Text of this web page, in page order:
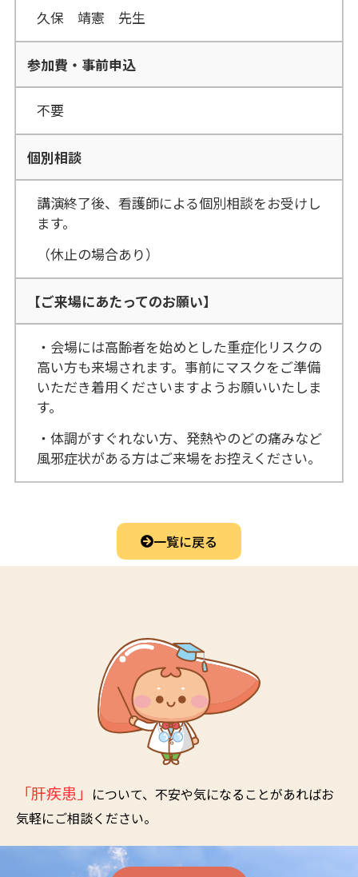
久保 靖憲 先生
参加費・事前申込
不要
個別相談
講演終了後、看護師による個別相談をお受けし
ます。
（休止の場合あり）
【ご来場にあたってのお願い】
・会場には高齢者を始めとした重症化リスクの
高い方も来場されます。事前にマスクをご準備
いただき着用くださいますようお願いいたしま
す。
・体調がすぐれない方、発熱やのどの痛みなど
風邪症状がある方はご来場をお控えください。
一覧に戻る
「肝疾患」 について、不安や気になることがあればお
気軽にご相談ください。